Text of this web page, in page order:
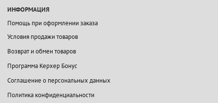
ИНФОРМАЦИЯ
Помощь при оформлении заказа
Условия продажи товаров
Возврат и обмен товаров
Программа Керхер Бонус
Соглашение о персональных данных
Политика конфиденциальности